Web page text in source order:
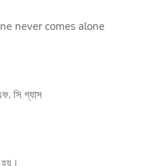
never comes alone
সি গ্যাস